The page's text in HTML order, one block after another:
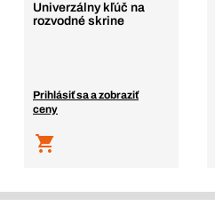
Univerzálny kľúč na
rozvodné skrine
Prihlásiť sa a zobraziť
ceny